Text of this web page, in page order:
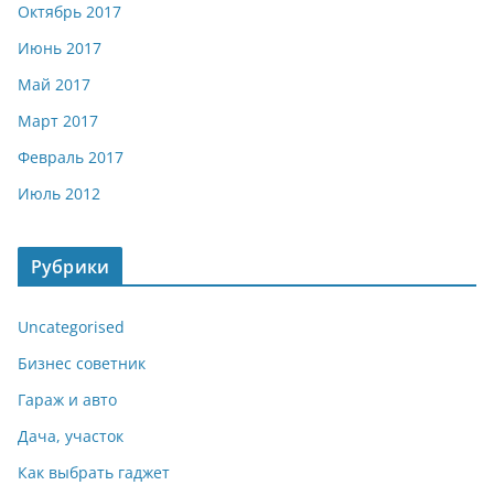
Октябрь 2017
Июнь 2017
Май 2017
Март 2017
Февраль 2017
Июль 2012
Рубрики
Uncategorised
Бизнес советник
Гараж и авто
Дача, участок
Как выбрать гаджет